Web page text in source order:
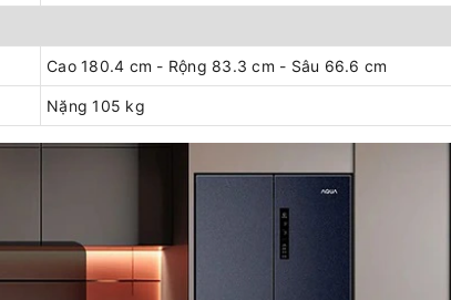
Cao 180.4 cm - Rộng 83.3 cm - Sâu 66.6 cm
Nặng 105 kg